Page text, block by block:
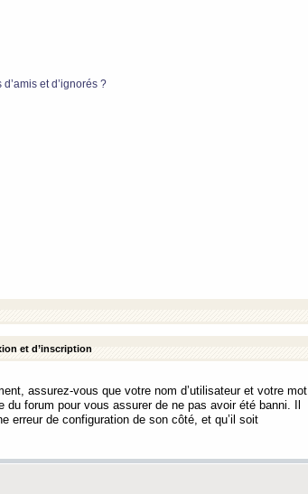
et d’ignorés ?
et d’inscription
assurez-vous que votre nom d’utilisateur et votre mot
forum pour vous assurer de ne pas avoir été banni. Il
erreur de configuration de son côté, et qu’il soit